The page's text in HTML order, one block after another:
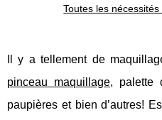
Toutes les nécessités
Il y a tellement de
pinceau maquillage, palette
paupières et bien d’autres!